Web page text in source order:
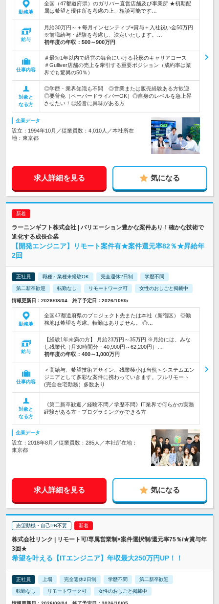
勤務地
全国（47都道府県）のガリバー直営店舗及び事業所 ★初期配
属は希望と現住所を考慮の上、相談可能です…
給与
月給30万円～＋毎月インセンティブ+賞与＋入社祝い金50万円
※前職給与・経験を考慮し、決定いたします。…
初年度の年収： 500～900万円
仕事内容
＃最短1年以内で経営の舞台にいける花形のキャリアコース
＃Gulliver店舗の売上を牽引する重要ポジション（成約率は業
界でも驚異の50％）
対象と
なる方
◎学歴・業界知識も不問 ◎営業または販売経験ある方歓迎
◎要普免（ペーパードライバーOK）◎自身のレベルを急上昇
させたい！◎経営に興味がある方
企業データ
設立：1994年10月／従業員数：4,010人／本社所在
地：東京都
求人詳細を見る 気になる
ラーニンギフト株式会社 | バリエーション豊かな案件あり！確かな技術で
進化する成長企業
【開発エンジニア】リモート案件有★案件還元率82％★昇給年
2回
正社員 職種・業種未経験OK 完全週休2日制 学歴不問
第二新卒歓迎 転勤なし リモートワーク可 女性のおしごと掲載中
情報更新日：2026/08/04 終了予定日：2026/10/05
勤務地
全国47都道府県のプロジェクト先または本社（新宿区） ◎勤
務地は希望を考慮。転勤はありません。 ◎…
給与
【経験1年未満の方】 月給23万円～35万円 ※月給には、みな
し残業代（月30時間分・40,900円～62,200円）…
初年度の年収： 400～1,000万円
仕事内容
＜高給与、希望技術アサイン、残業極小は当然＞システムエン
ジニアとして多彩な案件に携わっていきます。フルリモート
(完全在宅勤務）多数あり
対象と
なる方
《第二新卒歓迎／経験不問／学歴不問》IT業界で何らかの実務
経験がある方・プログラミングができる方
企業データ
設立：2018年8月／従業員数：285人／本社所在地：
東京都
求人詳細を見る 気になる
志望動機・自己PR不要
株式会社リンク | リモート可/専属営業制×案件選択制/還元率75％/★賞与年
3回★
希望を叶える【ITエンジニア】年収最大250万円UP！！
正社員 上場 完全週休2日制 学歴不問 第二新卒歓迎
転勤なし リモートワーク可 女性のおしごと掲載中